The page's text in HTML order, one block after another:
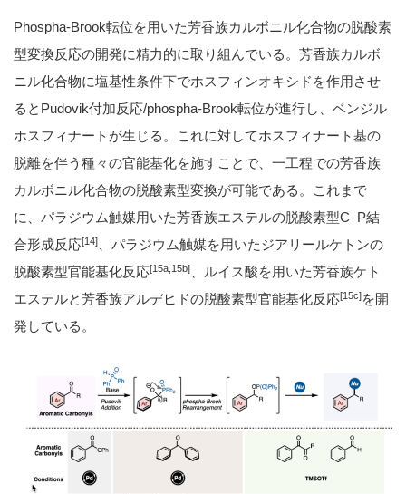
Phospha-Brook転位を用いた芳香族カルボニル化合物の脱酸素
型変換反応の開発に精力的に取り組んでいる。芳香族カルボ
ニル化合物に塩基性条件下でホスフィンオキシドを作用させ
るとPudovik付加反応/phospha-Brook転位が進行し、ベンジル
ホスフィナートが生じる。これに対してホスフィナート基の
脱離を伴う種々の官能基化を施すことで、一工程での芳香族
カルボニル化合物の脱酸素型変換が可能である。これまで
に、パラジウム触媒用いた芳香族エステルの脱酸素型C–P結
合形成反応[14]
、パラジウム触媒を用いたジアリールケトンの
脱酸素型官能基化反応[15a,15b]
、ルイス酸を用いた芳香族ケト
エステルと芳香族アルデヒドの脱酸素型官能基化反応[15c]を開
発している。